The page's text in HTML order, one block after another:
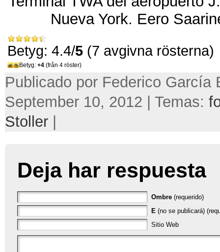
Nueva York. Eero
Betyg: 4.4/5 (7 avgivna rösterna)
Betyg: +4 (från 4 röster)
Publicado por Federico García
September 10, 2012 | Temas:
Stoller
Deja har respuesta
Ombre (requerido)
E (no se publicará)
Sitio Web